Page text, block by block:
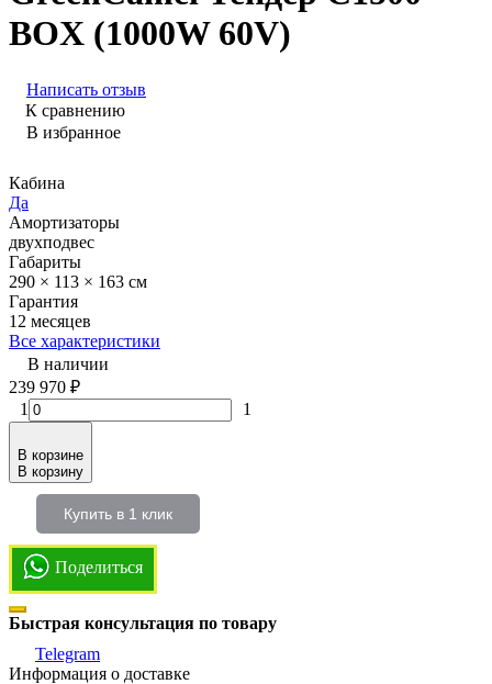
BOX (1000W 60V)
Написать отзыв
К сравнению
В избранное
Кабина
Да
Амортизаторы
двухподвес
Габариты
290 × 113 × 163 см
Гарантия
12 месяцев
Все характеристики
В наличии
239 970 ₽
1
1
В корзине
В корзину
Купить в 1 клик
Поделиться
Быстрая консультация по товару
Telegram
Информация о доставке